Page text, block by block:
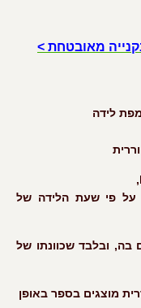
מאובטחת >
לידה
,
על פישעת הלידה של
בה, ובלבד שכוונתו של
מוצגים בספר באופן